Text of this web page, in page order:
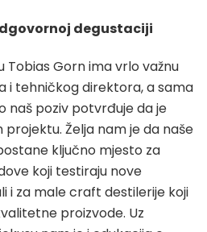
degustaciji
Tobias Gorn ima vrlo važnu
i tehničkog direktora, a sama
naš poziv potvrđuje da je
Želja nam je da naše
ključno mjesto za
koji testiraju nove
i za male craft destilerije koji
proizvode. Uz